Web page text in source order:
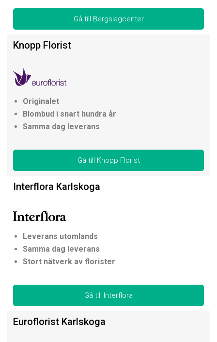
Gå till Bergslagcenter
Knopp Florist
Originalet
Blombud i snart hundra år
Samma dag leverans
Gå till Knopp Florist
Interflora Karlskoga
Leverans utomlands
Samma dag leverans
Stort nätverk av florister
Gå till Interflora
Euroflorist Karlskoga